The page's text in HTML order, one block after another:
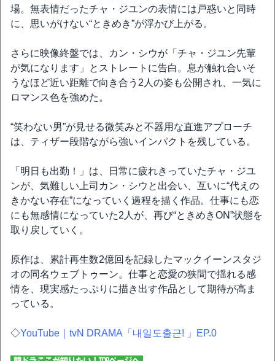
場。無表情だったチャ・ジユンの表情には戸惑いと同時
に、思いがけない“ときめき”が浮かび上がる。
さらに映像終盤では、カン・シウが「チャ・ジユン先輩
が気になります」とストレートに告白。息が触れ合いそ
うなほど近い距離で向き合う2人の姿も公開され、一気に
ロマンス色を強めた。
“笑わない男”が見せる微笑みと不器用な直進アプローチ
は、ティザー段階ながら強いインパクトを残している。
「明日も出勤！」は、日常に疲れきっていたチャ・ジユ
ンが、気難しい上司カン・シウと出会い、互いに“代えの
きかない存在”になっていく過程を描く作品。仕事にも恋
にも無感情になっていた2人が、再び“ときめきON”状態を
取り戻していく。
原作は、累計再生数2億回を記録したマックイーンスタジ
オの同名ウェブトゥーン。仕事と恋愛の狭間で揺れる感
情を、現実感たっぷりに描き出す作品として期待が高ま
っている。
◇YouTube｜tvN DRAMA「내일도출근! 」EP.0